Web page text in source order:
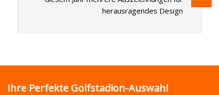
herausragendes Design
Ihre Perfekte Golfstadion-Auswahl